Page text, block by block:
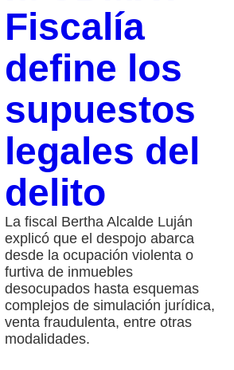
Fiscalía
define los
supuestos
legales del
delito
La fiscal Bertha Alcalde Luján
explicó que el despojo abarca
desde la ocupación violenta o
furtiva de inmuebles
desocupados hasta esquemas
complejos de simulación jurídica,
venta fraudulenta, entre otras
modalidades.